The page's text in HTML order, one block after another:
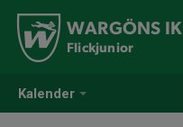
Kalender
WARGÖNS IK
Flickjunior